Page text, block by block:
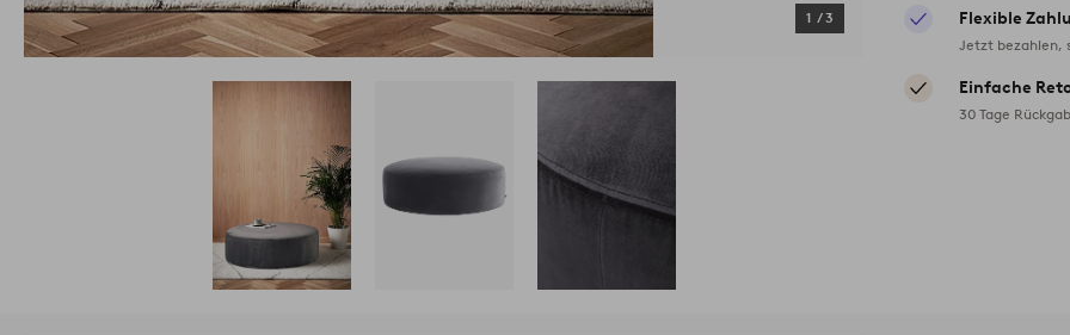
1 /3 Flexible
Jetzt bezahlen,
Einfache
30 Tage